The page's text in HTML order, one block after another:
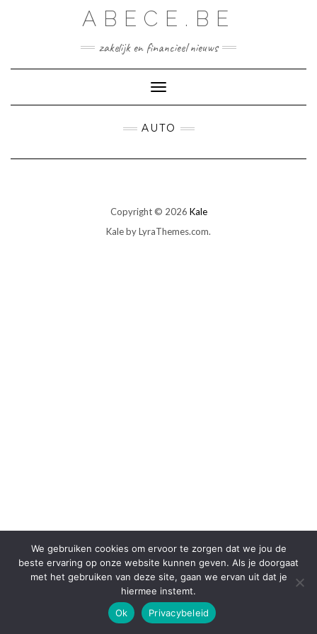
ABECE.BE
zakelijk en financieel nieuws
Toggle Navigation
AUTO
Copyright © 2026 Kale
Kaleby LyraThemes.com.
We gebruiken cookies om ervoor te zorgen dat we jou de
beste ervaring op onze website kunnen geven. Als je doorgaat
met het gebruiken van deze site, gaan we ervan uit dat je
hiermee instemt.
Ok
Privacybeleid